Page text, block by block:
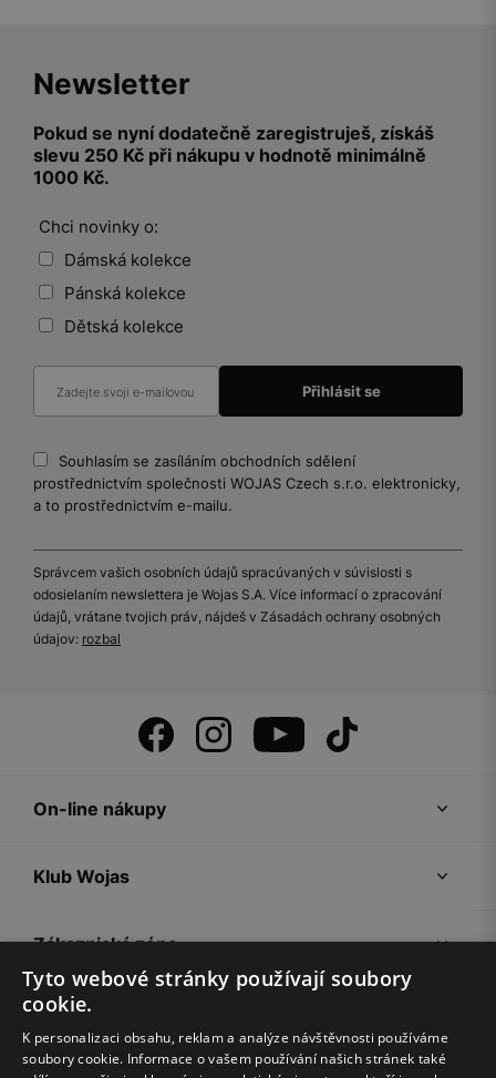
Newsletter
Pokud se nyní dodatečně zaregistruješ, získáš
slevu 250 Kč při nákupu v hodnotě minimálně
1000 Kč.
Chci novinky o:
Dámská kolekce
Pánská kolekce
Dětská kolekce
Souhlasím se zasíláním obchodních sdělení
prostřednictvím společnosti WOJAS Czech s.r.o. elektronicky,
a to prostřednictvím e-mailu.
Správcem vašich osobních údajů spracúvaných v súvislosti s
odosielaním newslettera je Wojas S.A. Více informací o zpracování
údajů, vrátane tvojich práv, nájdeš v Zásadách ochrany osobných
údajov: rozbal
On-line nákupy
Klub Wojas
Zákaznická zóna
Společnost Wojas
Tyto webové stránky používají soubory
cookie.
K personalizaci obsahu, reklam a analýze návštěvnosti používáme
soubory cookie. Informace o vašem používání našich stránek také